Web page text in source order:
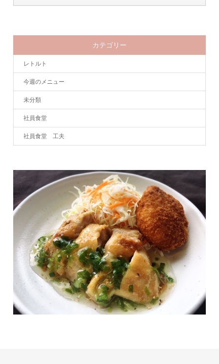
カテゴリー
レトルト
今週のメニュー
未分類
社員食堂
社員食堂 工夫